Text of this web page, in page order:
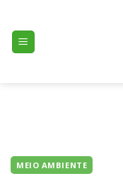
content
MEIO AMBIENTE